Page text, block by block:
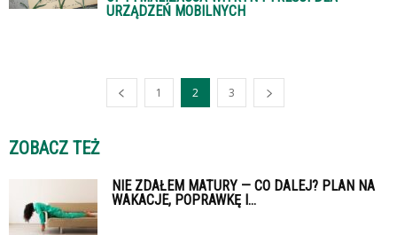
URZĄDZEŃ MOBILNYCH
1 2 3
ZOBACZ TEŻ
NIE ZDAŁEM MATURY — CO DALEJ? PLAN NA
WAKACJE, POPRAWKĘ I...